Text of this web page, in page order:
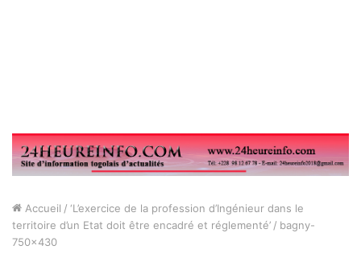
Accueil / ‘L’exercice de la profession d’Ingénieur dans le
territoire d’un Etat doit être encadré et réglementé’ / bagny-
750×430